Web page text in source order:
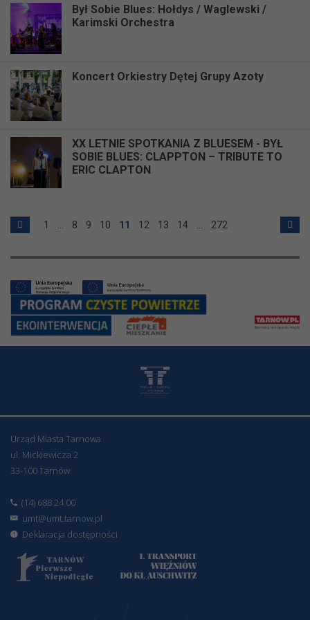
Był Sobie Blues: Hołdys / Waglewski /
Karimski Orchestra
Koncert Orkiestry Dętej Grupy Azoty
XX LETNIE SPOTKANIA Z BLUESEM - BYŁ
SOBIE BLUES: CLAPPTON – TRIBUTE TO
ERIC CLAPTON
1 8 9 10 11 12 13 14 272
Urząd Miasta Tarnowa
ul. Mickiewicza 2
33-100 Tarnów
(14) 688 24 00
umt@umt.tarnow.pl
Deklaracja dostępności